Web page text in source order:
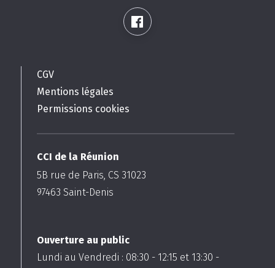
CCI de la Réunion
5B rue de Paris, CS 31023
97463 Saint-Denis
Ouverture au public
Lundi au Vendredi : 08:30 - 12:15 et 13:30 -
CGV
Mentions légales
Permissions cookies